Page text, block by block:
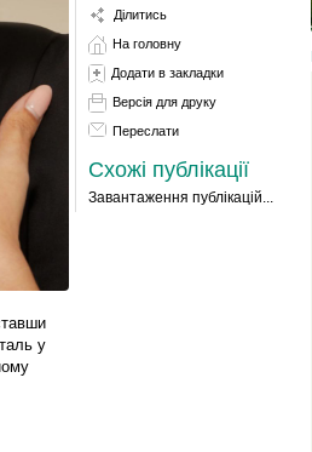
у
Ділитись
На головну
Додати в закладки
Версія для друку
Переслати
Схожі публікації
Завантаження публікацій...